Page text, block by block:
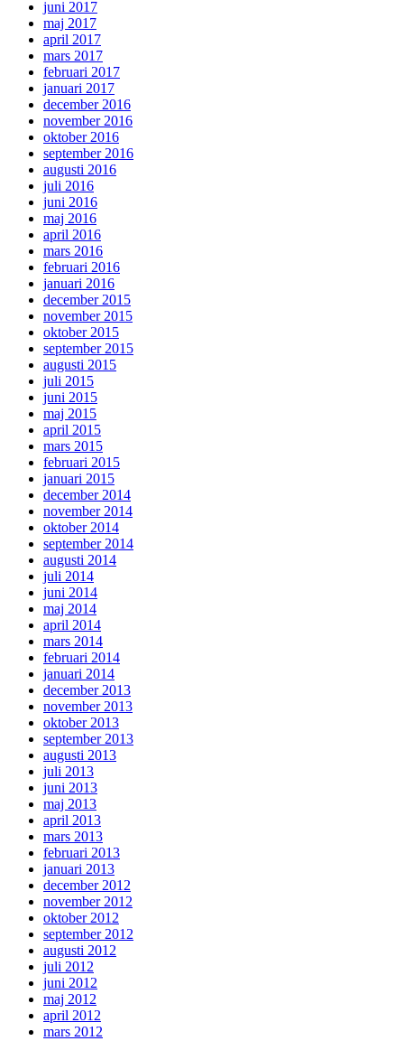
juni 2017
maj 2017
april 2017
mars 2017
februari 2017
januari 2017
december 2016
november 2016
oktober 2016
september 2016
augusti 2016
juli 2016
juni 2016
maj 2016
april 2016
mars 2016
februari 2016
januari 2016
december 2015
november 2015
oktober 2015
september 2015
augusti 2015
juli 2015
juni 2015
maj 2015
april 2015
mars 2015
februari 2015
januari 2015
december 2014
november 2014
oktober 2014
september 2014
augusti 2014
juli 2014
juni 2014
maj 2014
april 2014
mars 2014
februari 2014
januari 2014
december 2013
november 2013
oktober 2013
september 2013
augusti 2013
juli 2013
juni 2013
maj 2013
april 2013
mars 2013
februari 2013
januari 2013
december 2012
november 2012
oktober 2012
september 2012
augusti 2012
juli 2012
juni 2012
maj 2012
april 2012
mars 2012